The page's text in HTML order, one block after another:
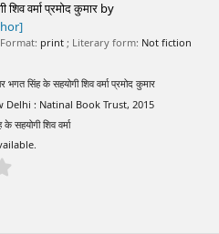
वर्मा प्रमोद कुमार by
print; Literary form: Not fiction
भगत सिंह के सहयोगी शिव वर्मा प्रमोद कुमार
Delhi : Natinal Book Trust, 2015
सहयोगी शिव वर्मा